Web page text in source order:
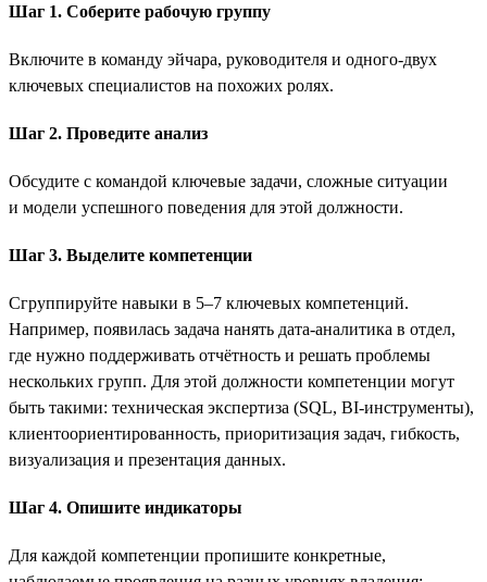
Шаг 1. Соберите рабочую группу
Включите в команду эйчара, руководителя и одного-двух
ключевых специалистов на похожих ролях.
Шаг 2. Проведите анализ
Обсудите с командой ключевые задачи, сложные ситуации
и модели успешного поведения для этой должности.
Шаг 3. Выделите компетенции
Сгруппируйте навыки в 5–7 ключевых компетенций.
Например, появилась задача нанять дата-аналитика в отдел,
где нужно поддерживать отчётность и решать проблемы
нескольких групп. Для этой должности компетенции могут
быть такими: техническая экспертиза (SQL, BI-инструменты),
клиентоориентированность, приоритизация задач, гибкость,
визуализация и презентация данных.
Шаг 4. Опишите индикаторы
Для каждой компетенции пропишите конкретные,